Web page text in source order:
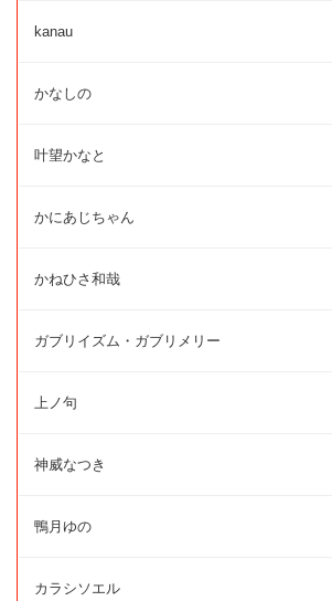
kanau
かなしの
叶望かなと
かにあじちゃん
かねひさ和哉
ガブリイズム・ガブリメリー
上ノ句
神威なつき
鴨月ゆの
カラシソエル